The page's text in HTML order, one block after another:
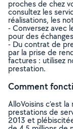
proches de chez
consultez les
réalisations, les
- Conversez avec
pour des
- Du contrat de
par la prise de
factures : utilisez
prestation.
Comment
AlloVoisins c’est
prestations de
2013 et